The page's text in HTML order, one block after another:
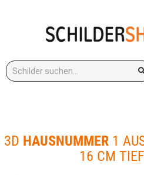
Stichwort:
3D HAUSNUMMER 1
16 CM